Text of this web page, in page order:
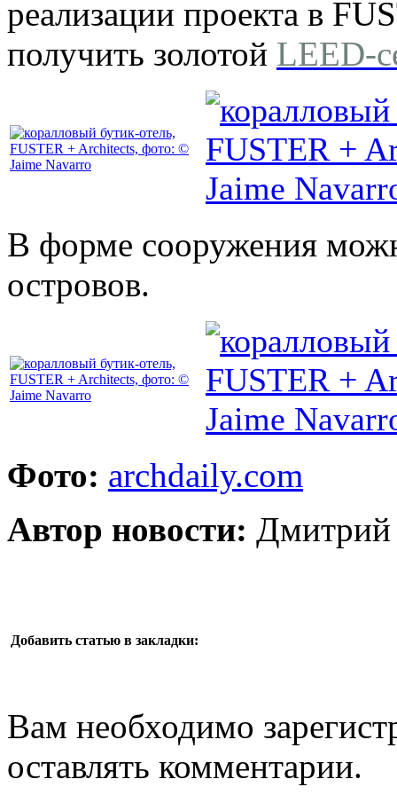
реализации проекта в
получить золотой LEED-
В форме сооружения
островов.
Фото: archdaily.com
Автор новости: Дмитрий
Добавить статью в закладки:
Вам необходимо
оставлять комментарии.